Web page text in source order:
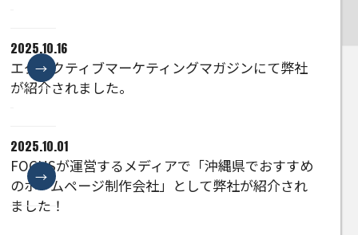
2025.10.16
エグゼクティブマーケティングマガジンにて弊社
が紹介されました。
2025.10.01
FOCUSが運営するメディアで「沖縄県でおすすめ
のホームページ制作会社」として弊社が紹介され
ました！